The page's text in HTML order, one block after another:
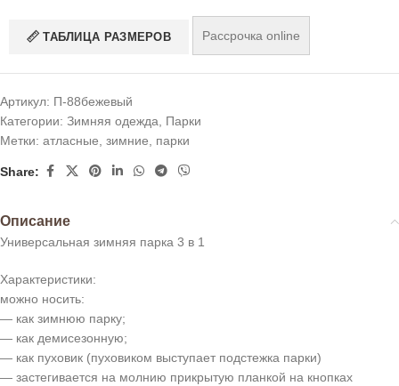
ТАБЛИЦА РАЗМЕРОВ Рассрочка online
Артикул: П-88бежевый
Категории: Зимняя одежда, Парки
Метки: атласные, зимние, парки
Share:
Описание
Универсальная зимняя парка 3 в 1
Характеристики:
можно носить:
— как зимнюю парку;
— как демисезонную;
— как пуховик (пуховиком выступает подстежка парки)
— застегивается на молнию прикрытую планкой на кнопках